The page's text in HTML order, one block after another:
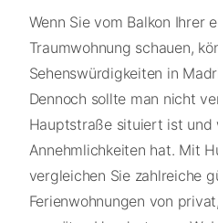
Wenn Sie vom Balkon Ihrer
Traumwohnung schauen,
Sehenswürdigkeiten in
Dennoch sollte man nicht
Hauptstraße situiert ist und
Annehmlichkeiten hat. Mit
vergleichen Sie zahlreiche
Ferienwohnungen von